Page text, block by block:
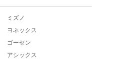
ミズノ
ヨネックス
ゴーセン
アシックス